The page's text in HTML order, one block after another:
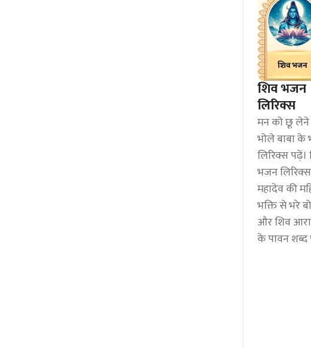
शिव भजन
लिरिक्स
मन को छू
भोले बाबा
लिरिक्स पढ़ें।
भजन
महादेव की
भक्ति से भरे
और शिव
के पावन शब्द